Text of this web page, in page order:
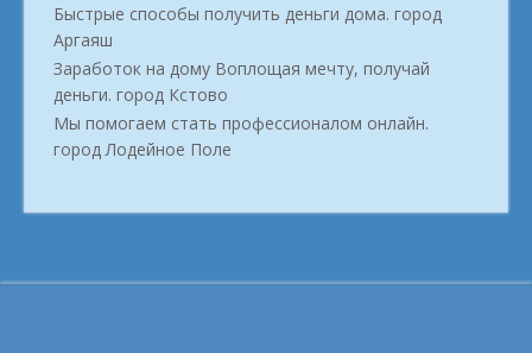
Быстрые способы получить деньги дома. город
Аргаяш
Заработок на дому Воплощая мечту, получай
деньги. город Кстово
Мы помогаем стать профессионалом онлайн.
город Лодейное Поле